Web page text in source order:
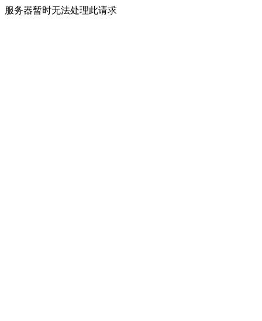
服务器暂时无法处理此请求